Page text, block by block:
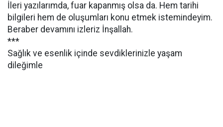
İleri yazılarımda, fuar kapanmış olsa da. Hem tarihi
bilgileri hem de oluşumları konu etmek istemindeyim.
Beraber devamını izleriz İnşallah.
***
Sağlık ve esenlik içinde sevdiklerinizle yaşam
dileğimle